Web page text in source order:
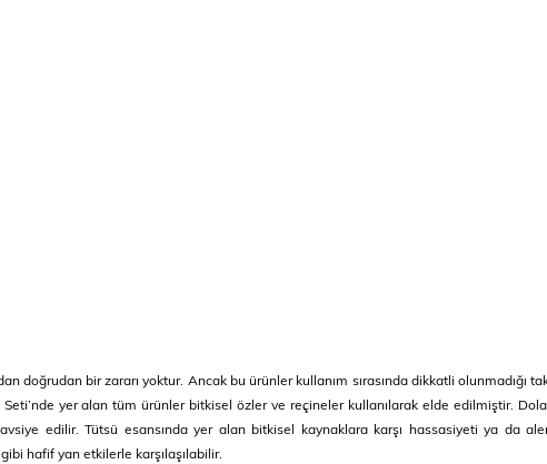
doğrudan bir zararı yoktur. Ancak bu ürünler kullanım sırasında dikkatli olunmadığı
yer alan tüm ürünler bitkisel özler ve reçineler kullanılarak elde edilmiştir.
edilir. Tütsü esansında yer alan bitkisel kaynaklara karşı hassasiyeti ya da
hafif yan etkilerle karşılaşılabilir.